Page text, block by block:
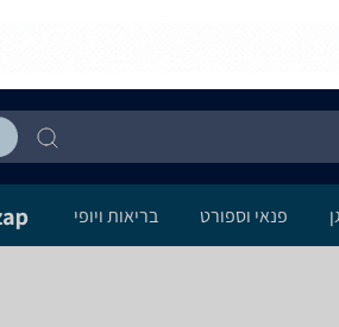
פנאי וספורט בריאות ויופי